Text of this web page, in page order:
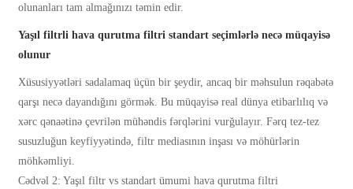
olunanları tam almağınızı təmin edir.
Yaşıl filtrli hava qurutma filtri standart seçimlərlə necə müqayisə
olunur
Xüsusiyyətləri sadalamaq üçün bir şeydir, ancaq bir məhsulun rəqabətə
qarşı necə dayandığını görmək. Bu müqayisə real dünya etibarlılıq və
xərc qənaətinə çevrilən mühəndis fərqlərini vurğulayır. Fərq tez-tez
susuzluğun keyfiyyətində, filtr mediasının inşası və möhürlərin
möhkəmliyi.
Cədvəl 2: Yaşıl filtr vs standart ümumi hava qurutma filtri